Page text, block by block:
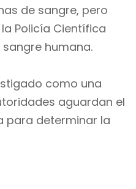
de sangre, pero
Policía Científica
humana.
como una
aguardan el
para determinar la